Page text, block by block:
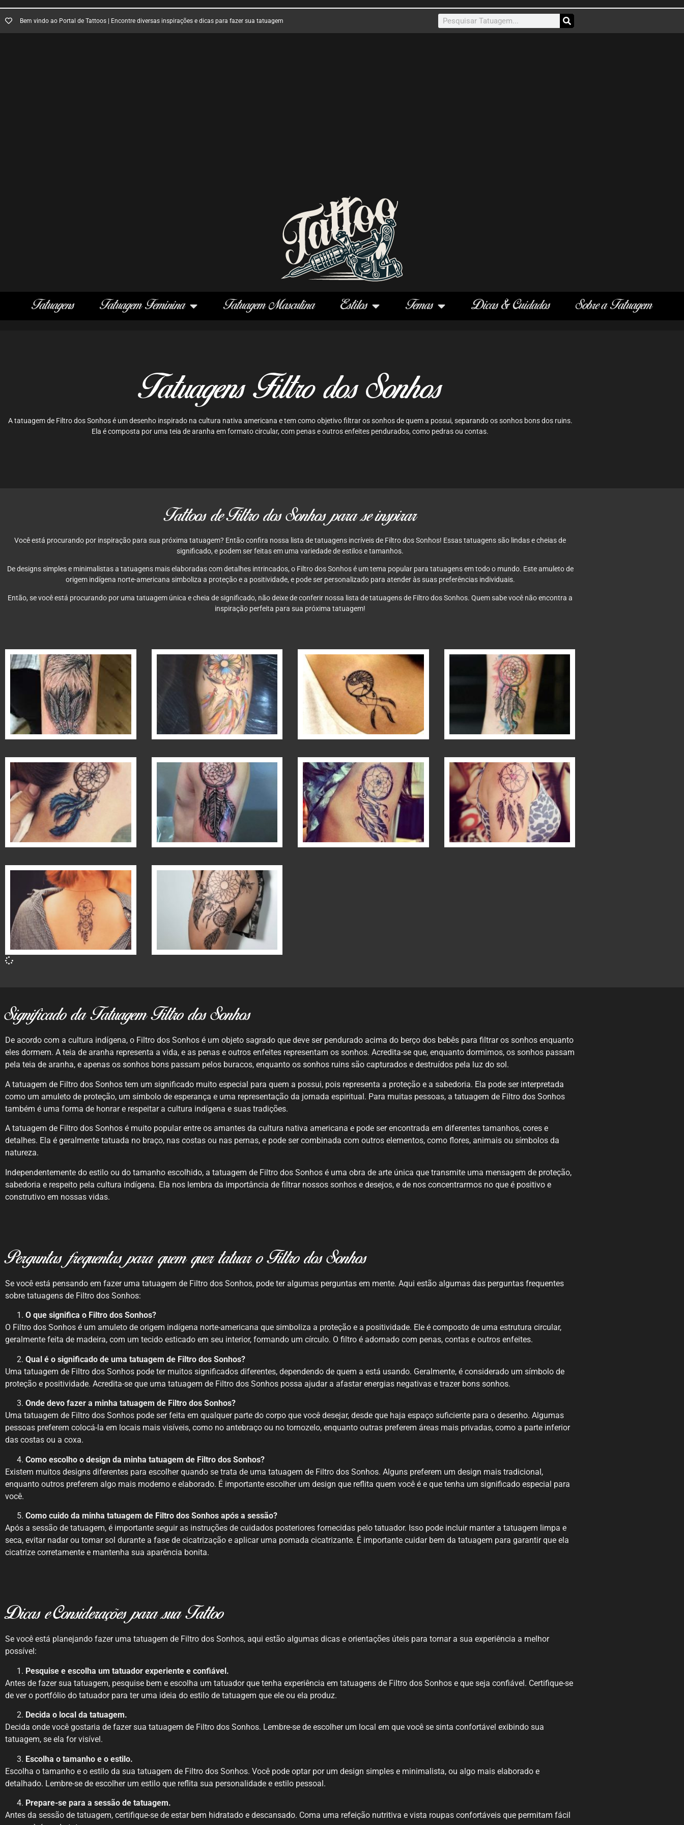
Bem vindo ao Portal de Tattoos | Encontre diversas inspirações e dicas para fazer sua tatuagem
Tatuagens Tatuagem Feminina Tatuagem Masculina Estilos Temas Dicas & Cuidados Sobre a Tatuagem
Tatuagens Filtro dos Sonhos
A tatuagem de Filtro dos Sonhos é um desenho inspirado na cultura nativa americana e tem como objetivo filtrar os sonhos de quem a possui, separando os sonhos bons dos ruins.
Ela é composta por uma teia de aranha em formato circular, com penas e outros enfeites pendurados, como pedras ou contas.
Tattoos de Filtro dos Sonhos para se inspirar
Você está procurando por inspiração para sua próxima tatuagem? Então confira nossa lista de tatuagens incríveis de Filtro dos Sonhos! Essas tatuagens são lindas e cheias de
significado, e podem ser feitas em uma variedade de estilos e tamanhos.
De designs simples e minimalistas a tatuagens mais elaboradas com detalhes intrincados, o Filtro dos Sonhos é um tema popular para tatuagens em todo o mundo. Este amuleto de
origem indígena norte-americana simboliza a proteção e a positividade, e pode ser personalizado para atender às suas preferências individuais.
Então, se você está procurando por uma tatuagem única e cheia de significado, não deixe de conferir nossa lista de tatuagens de Filtro dos Sonhos. Quem sabe você não encontra a
inspiração perfeita para sua próxima tatuagem!
Significado da Tatuagem Filtro dos Sonhos
De acordo com a cultura indígena, o Filtro dos Sonhos é um objeto sagrado que deve ser pendurado acima do berço dos bebês para filtrar os sonhos enquanto
eles dormem. A teia de aranha representa a vida, e as penas e outros enfeites representam os sonhos. Acredita-se que, enquanto dormimos, os sonhos passam
pela teia de aranha, e apenas os sonhos bons passam pelos buracos, enquanto os sonhos ruins são capturados e destruídos pela luz do sol.
A tatuagem de Filtro dos Sonhos tem um significado muito especial para quem a possui, pois representa a proteção e a sabedoria. Ela pode ser interpretada
como um amuleto de proteção, um símbolo de esperança e uma representação da jornada espiritual. Para muitas pessoas, a tatuagem de Filtro dos Sonhos
também é uma forma de honrar e respeitar a cultura indígena e suas tradições.
A tatuagem de Filtro dos Sonhos é muito popular entre os amantes da cultura nativa americana e pode ser encontrada em diferentes tamanhos, cores e
detalhes. Ela é geralmente tatuada no braço, nas costas ou nas pernas, e pode ser combinada com outros elementos, como flores, animais ou símbolos da
natureza.
Independentemente do estilo ou do tamanho escolhido, a tatuagem de Filtro dos Sonhos é uma obra de arte única que transmite uma mensagem de proteção,
sabedoria e respeito pela cultura indígena. Ela nos lembra da importância de filtrar nossos sonhos e desejos, e de nos concentrarmos no que é positivo e
construtivo em nossas vidas.
Perguntas frequentas para quem quer tatuar o Filtro dos Sonhos
Se você está pensando em fazer uma tatuagem de Filtro dos Sonhos, pode ter algumas perguntas em mente. Aqui estão algumas das perguntas frequentes
sobre tatuagens de Filtro dos Sonhos:
O que significa o Filtro dos Sonhos?
O Filtro dos Sonhos é um amuleto de origem indígena norte-americana que simboliza a proteção e a positividade. Ele é composto de uma estrutura circular,
geralmente feita de madeira, com um tecido esticado em seu interior, formando um círculo. O filtro é adornado com penas, contas e outros enfeites.
Qual é o significado de uma tatuagem de Filtro dos Sonhos?
Uma tatuagem de Filtro dos Sonhos pode ter muitos significados diferentes, dependendo de quem a está usando. Geralmente, é considerado um símbolo de
proteção e positividade. Acredita-se que uma tatuagem de Filtro dos Sonhos possa ajudar a afastar energias negativas e trazer bons sonhos.
Onde devo fazer a minha tatuagem de Filtro dos Sonhos?
Uma tatuagem de Filtro dos Sonhos pode ser feita em qualquer parte do corpo que você desejar, desde que haja espaço suficiente para o desenho. Algumas
pessoas preferem colocá-la em locais mais visíveis, como no antebraço ou no tornozelo, enquanto outras preferem áreas mais privadas, como a parte inferior
das costas ou a coxa.
Como escolho o design da minha tatuagem de Filtro dos Sonhos?
Existem muitos designs diferentes para escolher quando se trata de uma tatuagem de Filtro dos Sonhos. Alguns preferem um design mais tradicional,
enquanto outros preferem algo mais moderno e elaborado. É importante escolher um design que reflita quem você é e que tenha um significado especial para
você.
Como cuido da minha tatuagem de Filtro dos Sonhos após a sessão?
Após a sessão de tatuagem, é importante seguir as instruções de cuidados posteriores fornecidas pelo tatuador. Isso pode incluir manter a tatuagem limpa e
seca, evitar nadar ou tomar sol durante a fase de cicatrização e aplicar uma pomada cicatrizante. É importante cuidar bem da tatuagem para garantir que ela
cicatrize corretamente e mantenha sua aparência bonita.
Dicas e Considerações para sua Tattoo
Se você está planejando fazer uma tatuagem de Filtro dos Sonhos, aqui estão algumas dicas e orientações úteis para tornar a sua experiência a melhor
possível:
Pesquise e escolha um tatuador experiente e confiável.
Antes de fazer sua tatuagem, pesquise bem e escolha um tatuador que tenha experiência em tatuagens de Filtro dos Sonhos e que seja confiável. Certifique-se
de ver o portfólio do tatuador para ter uma ideia do estilo de tatuagem que ele ou ela produz.
Decida o local da tatuagem.
Decida onde você gostaria de fazer sua tatuagem de Filtro dos Sonhos. Lembre-se de escolher um local em que você se sinta confortável exibindo sua
tatuagem, se ela for visível.
Escolha o tamanho e o estilo.
Escolha o tamanho e o estilo da sua tatuagem de Filtro dos Sonhos. Você pode optar por um design simples e minimalista, ou algo mais elaborado e
detalhado. Lembre-se de escolher um estilo que reflita sua personalidade e estilo pessoal.
Prepare-se para a sessão de tatuagem.
Antes da sessão de tatuagem, certifique-se de estar bem hidratado e descansado. Coma uma refeição nutritiva e vista roupas confortáveis que permitam fácil